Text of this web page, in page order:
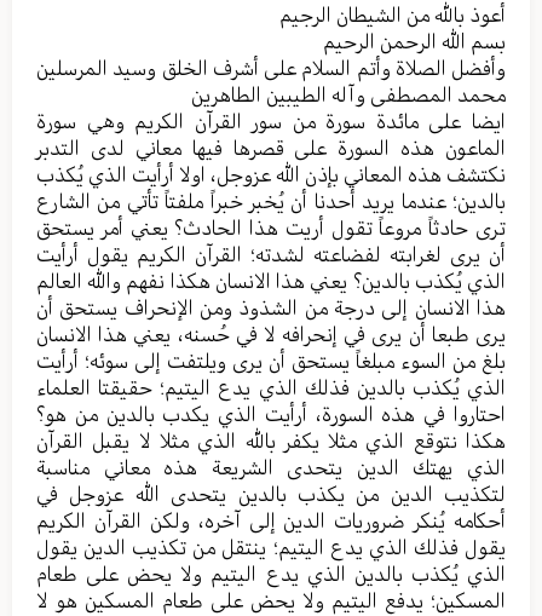
أعوذ بالله من الشیطان الرجیم
بسم الله الرحمن الرحیم
وأفضل الصلاة وأتم السلام علی أشرف الخلق وسید المرسلین
محمد المصطفی وآله الطیبین الطاهرین
ایضا علی مائدة سورة من سور القرآن الکریم وهي سورة
الماعون هذه السورة علی قصرها فیها معاني لدی التدبر
نکتشف هذه المعاني بإذن الله عزوجل، اولا أرأیت الذي یُکذب
بالدین؛ عندما یرید أحدنا أن یُخبر خبراً ملفتاً تأتي من الشارع
تری حادثاً مروعاً تقول أریت هذا الحادث؟ یعني أمر یستحق
أن یری لغرابته لفضاعته لشدته؛ القرآن الکریم یقول أرأيت
الذي یُکذب بالدین؟ یعني هذا الانسان هکذا نفهم والله العالم
هذا الانسان إلی درجة من الشذوذ ومن الإنحراف یستحق أن
یری طبعا أن یری في إنحرافه لا في حُسنه، یعني هذا الانسان
بلغ من السوء مبلغاً یستحق أن یری ویلتفت إلی سوئه؛ أرأيت
الذي یُکذب بالدین فذلك الذي یدع الیتیم؛ حقیقتا العلماء
احتاروا في هذه السورة، أرأيت الذي یکدب بالدین من هو؟
هکذا نتوقع الذي مثلا یکفر بالله الذي مثلا لا یقبل القرآن
الذي یهتك الدین یتحدی الشریعة هذه معاني مناسبة
لتکذیب الدین من یکذب بالدین یتحدی الله عزوجل في
أحکامه یُنکر ضروریات الدین إلی آخره، ولکن القرآن الکریم
یقول فذلك الذي یدع الیتیم؛ ینتقل من تکذیب الدین یقول
الذي یُکذب بالدین الذي یدع الیتیم ولا یحض علی طعام
المسکین؛ یدفع الیتیم ولا یحض علی طعام المسکین هو لا